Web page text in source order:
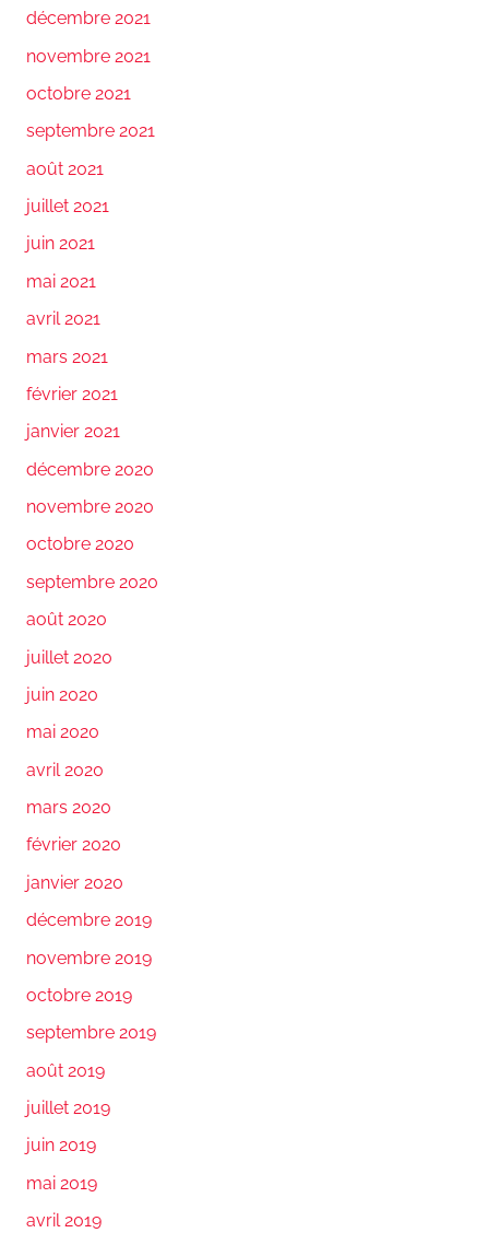
décembre 2021
novembre 2021
octobre 2021
septembre 2021
août 2021
juillet 2021
juin 2021
mai 2021
avril 2021
mars 2021
février 2021
janvier 2021
décembre 2020
novembre 2020
octobre 2020
septembre 2020
août 2020
juillet 2020
juin 2020
mai 2020
avril 2020
mars 2020
février 2020
janvier 2020
décembre 2019
novembre 2019
octobre 2019
septembre 2019
août 2019
juillet 2019
juin 2019
mai 2019
avril 2019